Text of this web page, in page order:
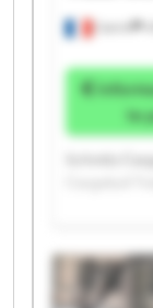
Carvin
Information sur
le
Schmitz
Store Lille
Cargobull
Store Lille
Schmitz